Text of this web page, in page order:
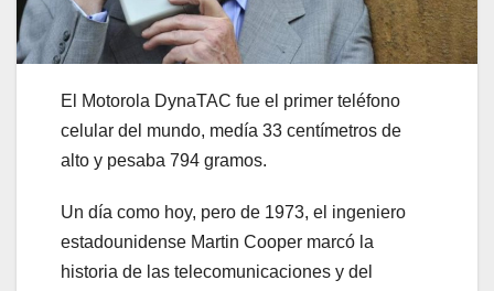
El Motorola DynaTAC fue el primer teléfono
celular del mundo, medía 33 centímetros de
alto y pesaba 794 gramos.
Un día como hoy, pero de 1973, el ingeniero
estadounidense Martin Cooper marcó la
historia de las telecomunicaciones y del